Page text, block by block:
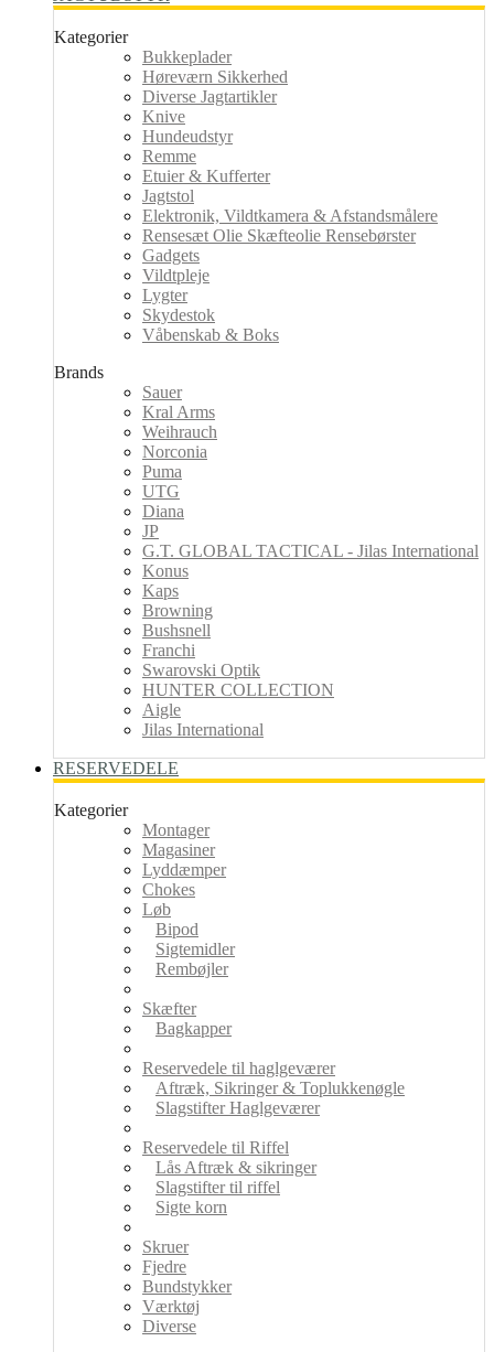
Kategorier
Bukkeplader
Høreværn Sikkerhed
Diverse Jagtartikler
Knive
Hundeudstyr
Remme
Etuier & Kufferter
Jagtstol
Elektronik, Vildtkamera & Afstandsmålere
Rensesæt Olie Skæfteolie Rensebørster
Gadgets
Vildtpleje
Lygter
Skydestok
Våbenskab & Boks
Brands
Sauer
Kral Arms
Weihrauch
Norconia
Puma
UTG
Diana
JP
G.T. GLOBAL TACTICAL - Jilas International
Konus
Kaps
Browning
Bushsnell
Franchi
Swarovski Optik
HUNTER COLLECTION
Aigle
Jilas International
RESERVEDELE
Kategorier
Montager
Magasiner
Lyddæmper
Chokes
Løb
Bipod
Sigtemidler
Rembøjler
Skæfter
Bagkapper
Reservedele til haglgeværer
Aftræk, Sikringer & Toplukkenøgle
Slagstifter Haglgeværer
Reservedele til Riffel
Lås Aftræk & sikringer
Slagstifter til riffel
Sigte korn
Skruer
Fjedre
Bundstykker
Værktøj
Diverse